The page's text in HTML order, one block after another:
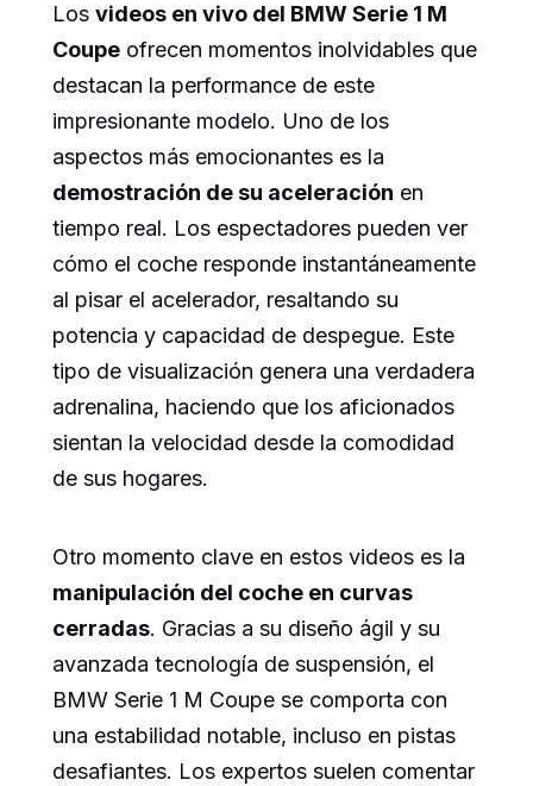
Los videos en vivo del BMW Serie 1 M
Coupe ofrecen momentos inolvidables que
destacan la performance de este
impresionante modelo. Uno de los
aspectos más emocionantes es la
demostración de su aceleración en
tiempo real. Los espectadores pueden ver
cómo el coche responde instantáneamente
al pisar el acelerador, resaltando su
potencia y capacidad de despegue. Este
tipo de visualización genera una verdadera
adrenalina, haciendo que los aficionados
sientan la velocidad desde la comodidad
de sus hogares.
Otro momento clave en estos videos es la
manipulación del coche en curvas
cerradas. Gracias a su diseño ágil y su
avanzada tecnología de suspensión, el
BMW Serie 1 M Coupe se comporta con
una estabilidad notable, incluso en pistas
desafiantes. Los expertos suelen comentar